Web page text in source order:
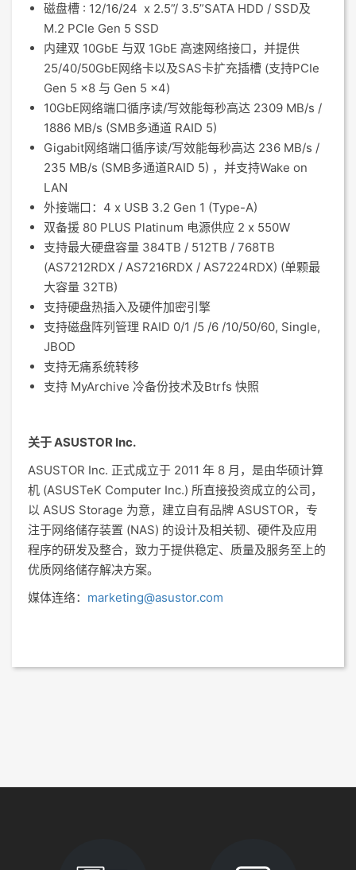
磁盘槽 : 12/16/24 x 2.5”/ 3.5”SATA HDD / SSD及
M.2 PCIe Gen 5 SSD
内建双 10GbE 与双 1GbE 高速网络接口，并提供
25/40/50GbE网络卡以及SAS卡扩充插槽 (支持PCIe
Gen 5 x8 与 Gen 5 x4)
10GbE网络端口循序读/写效能每秒高达 2309 MB/s /
1886 MB/s (SMB多通道 RAID 5)
Gigabit网络端口循序读/写效能每秒高达 236 MB/s /
235 MB/s (SMB多通道RAID 5) ，并支持Wake on
LAN
外接端口：4 x USB 3.2 Gen 1 (Type-A)
双备援 80 PLUS Platinum 电源供应 2 x 550W
支持最大硬盘容量 384TB / 512TB / 768TB
(AS7212RDX / AS7216RDX / AS7224RDX) (单颗最
大容量 32TB)
支持硬盘热插入及硬件加密引擎
支持磁盘阵列管理 RAID 0/1 /5 /6 /10/50/60, Single,
JBOD
支持无痛系统转移
支持 MyArchive 冷备份技术及Btrfs 快照
关于 ASUSTOR Inc.
ASUSTOR Inc. 正式成立于 2011 年 8 月，是由华硕计算
机 (ASUSTeK Computer Inc.) 所直接投资成立的公司，
以 ASUS Storage 为意，建立自有品牌 ASUSTOR，专
注于网络储存装置 (NAS) 的设计及相关韧、硬件及应用
程序的研发及整合，致力于提供稳定、质量及服务至上的
优质网络储存解决方案。
媒体连络： marketing@asustor.com